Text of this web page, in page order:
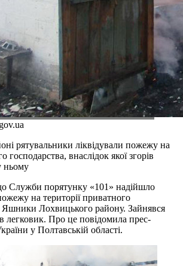
рятувальники ліквідували пожежу на
господарства, внаслідок якої згорів
ньому
Служби порятунку «101» надійшло
на території приватного
Яшники Лохвицького району. Зайнявся
легковик. Про це повідомила прес-
у Полтавській області.